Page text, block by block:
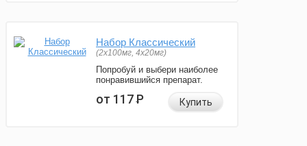
Набор Классический
(2x100мг, 4x20мг)
Попробуй и выбери наиболее
понравившийся препарат.
от 117Р Купить